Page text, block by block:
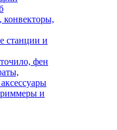
станции и
фен
и